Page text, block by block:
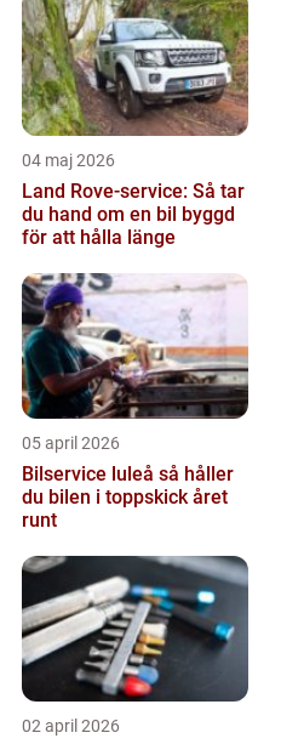
04 maj 2026
Land Rove-service: Så tar
du hand om en bil byggd
för att hålla länge
05 april 2026
Bilservice luleå så håller
du bilen i toppskick året
runt
02 april 2026